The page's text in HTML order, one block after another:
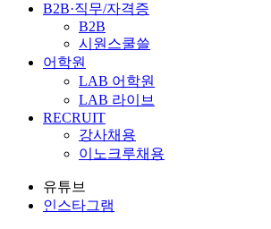
B2B·직무/자격증
B2B
시원스쿨쓸
어학원
LAB 어학원
LAB 라이브
RECRUIT
강사채용
이노크루채용
유튜브
인스타그램